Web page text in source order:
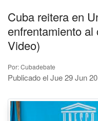
Cuba reitera en
enfrentamiento
Video)
Por: Cubadebate
Publicado el Jue 29 Jun